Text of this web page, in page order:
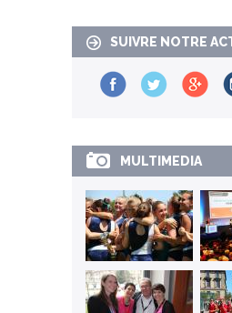
SUIVRE NOTRE
MULTIMEDIA